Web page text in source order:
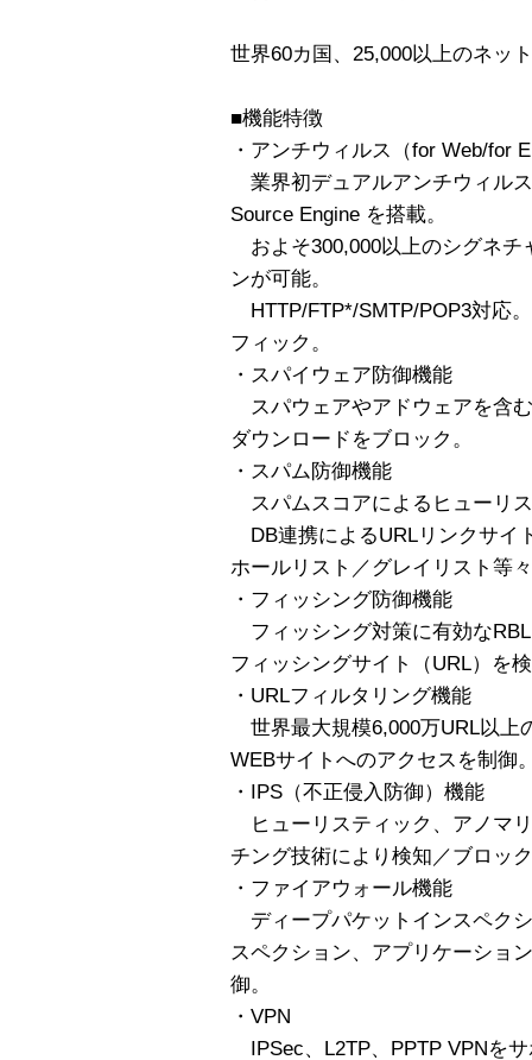
世界60カ国、25,000以上のネッ
■機能特徴
・アンチウィルス（for Web/for
業界初デュアルアンチウィル
Source Engine を搭載。
およそ300,000以上のシグネチ
ンが可能。
HTTP/FTP*/SMTP/POP3対応
フィック。
・スパイウェア防御機能
スパウェアやアドウェアを含
ダウンロードをブロック。
・スパム防御機能
スパムスコアによるヒューリ
DB連携によるURLリンクサイ
ホールリスト／グレイリスト等
・フィッシング防御機能
フィッシング対策に有効な
フィッシングサイト（URL）を
・URLフィルタリング機能
世界最大規模6,000万URL以上
WEBサイトへのアクセスを制御
・IPS（不正侵入防御）機能
ヒューリスティック、アノマ
チング技術により検知／ブロッ
・ファイアウォール機能
ディープパケットインスペク
スペクション、アプリケーショ
御。
・VPN
IPSec、L2TP、PPTP VPNを